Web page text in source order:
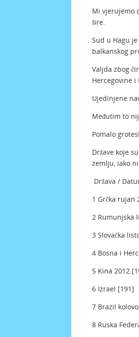
Mi vjerujemo
šire.
Sud u Hagu
balkanskog
Valjda zbog
Hercegovine i
Ujedinjene
Međutim to
Pomalo
Države koje
zemlju, iako
Država /
1 Grčka rujan
2 Rumunjska
3 Slovačka
4 Bosna i
5 Kina
6 Izrael [191]
7 Brazil
8 Ruska